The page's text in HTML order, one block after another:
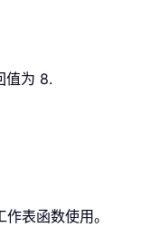
值为 8.
表函数使用。